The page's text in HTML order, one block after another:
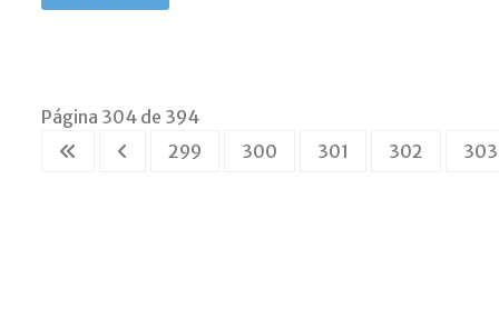
Página 304 de 394
299
300 301 302 303